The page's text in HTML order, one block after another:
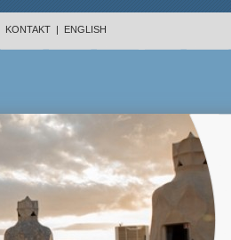
KONTAKT | ENGLISH